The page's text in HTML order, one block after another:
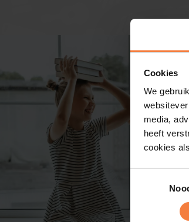
Cookies
We
media,
heeft
cookies